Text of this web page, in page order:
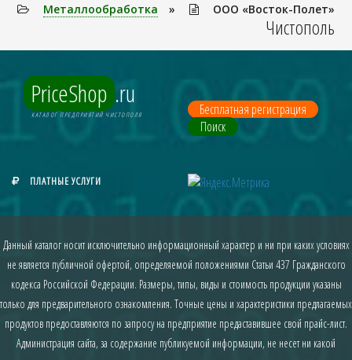
Металлообработка
» ООО «Восток-Полет»
Чистополь
PriceShop .ru
КАТАЛОГ ПРЕДПРИЯТИЙ ЧИСТОПОЛЯ
Бесплатная регистрация
Поиск
ПЛАТНЫЕ УСЛУГИ
Данный каталог носит исключительно информационный характер и ни при каких условиях
не является публичной офертой, определяемой положениями Статьи 437 Гражданского
кодекса Российской Федерации. Размеры, типы, виды и стоимость продукции указаны
только для предварительного ознакомления. Точные цены и характеристики предлагаемых
продуктов предоставляются по запросу на предприятие предаставившее свой прайс-лист.
Администрация сайта, за содержание публикуемой информации, не несет ни какой